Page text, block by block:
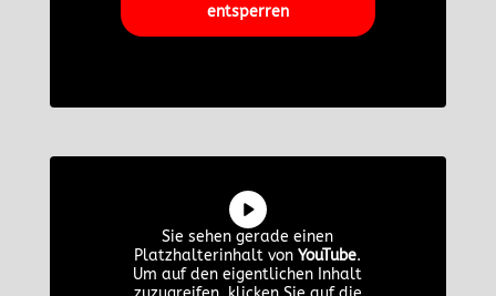
entsperren
Sie sehen gerade einen
Platzhalterinhalt vonYouTube.
Um auf den eigentlichen Inhalt